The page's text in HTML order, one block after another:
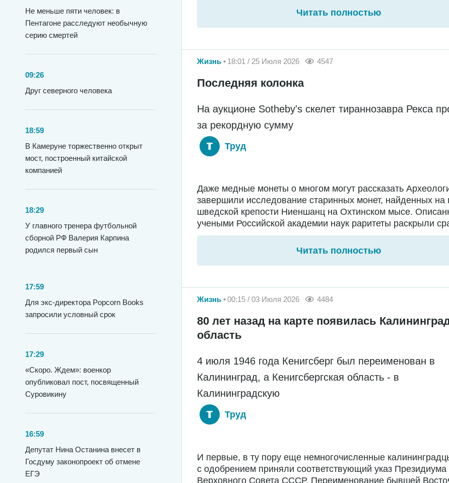
Не меньше пяти человек: в
Пентагоне расследуют необычную
серию смертей
09:26
Друг северного человека
18:59
В Камеруне торжественно открыт
мост, построенный китайской
компанией
18:29
У главного тренера футбольной
сборной РФ Валерия Карпина
родился первый сын
17:59
Для экс-директора Popcorn Books
запросили условный срок
17:29
«Скоро. Ждем»: военкор
опубликовал пост, посвященный
Суровикину
16:59
Депутат Нина Останина внесет в
Госдуму законопроект об отмене
ЕГЭ
Читать полностью
Жизнь 18:01 / 25 Июля 2026 4547
Последняя колонка
На аукционе Sotheby's скелет тираннозавра Рекса
за рекордную сумму
Труд
Даже медные монеты о многом могут рассказать
завершили исследование старинных монет, найденных на
шведской крепости Ниеншанц на Охтинском мысе.
учеными Российской академии наук раритеты раскрыли
Читать полностью
Жизнь 00:15 / 03 Июля 2026 4484
80 лет назад на карте появилась
область
4 июля 1946 года Кенигсберг был переименован в
Калининград, а Кенигсбергская область - в
Калининградскую
Труд
И первые, в ту пору еще немногочисленные
с одобрением приняли соответствующий указ Президиума
Верховного Совета СССР. Переименование бывшей